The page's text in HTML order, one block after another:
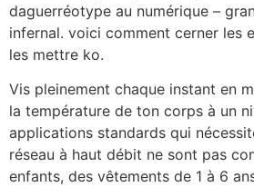
daguerréotype au numérique –
infernal. voici comment cerner les
les mettre ko.
Vis pleinement chaque instant en
la température de ton corps à un
applications standards qui
réseau à haut débit ne sont pas
enfants, des vêtements de 1 à 6